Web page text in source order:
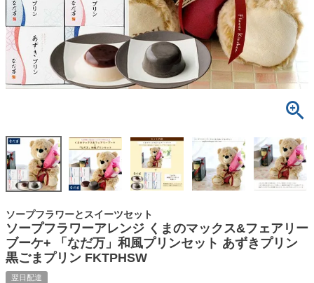
ソープフラワーとスイーツセット
ソープフラワーアレンジ くまのマックス&フェアリー
ブーケ+ 「なだ万」和風プリンセット あずきプリン
黒ごまプリン FKTPHSW
翌日配達